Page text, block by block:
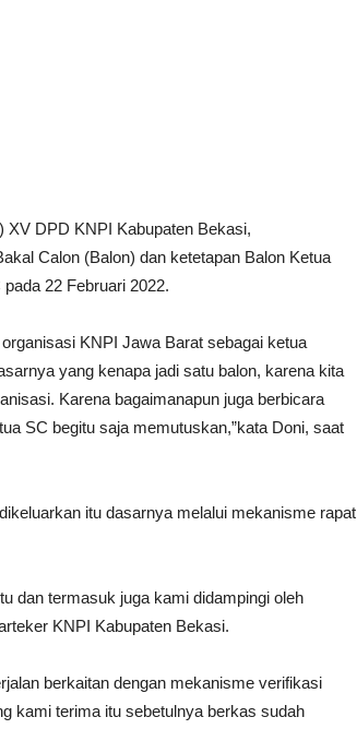
DPD KNPI Kabupaten Bekasi,
Calon (Balon) dan ketetapan Balon Ketua
22 Februari 2022.
KNPI Jawa Barat sebagai ketua
yang kenapa jadi satu balon, karena kita
Karena bagaimanapun juga berbicara
SC begitu saja memutuskan,”kata Doni, saat
itu dasarnya melalui mekanisme rapat
dan termasuk juga kami didampingi oleh
KNPI Kabupaten Bekasi.
berkaitan dengan mekanisme verifikasi
kami terima itu sebetulnya berkas sudah